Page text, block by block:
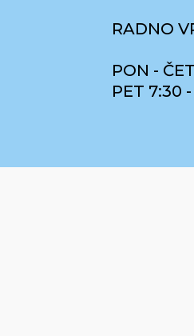
RADNO
PON -
PET 7:30